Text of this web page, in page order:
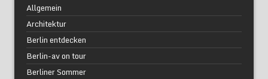
Allgemein
Architektur
Berlin entdecken
Berlin-av on tour
Berliner Sommer